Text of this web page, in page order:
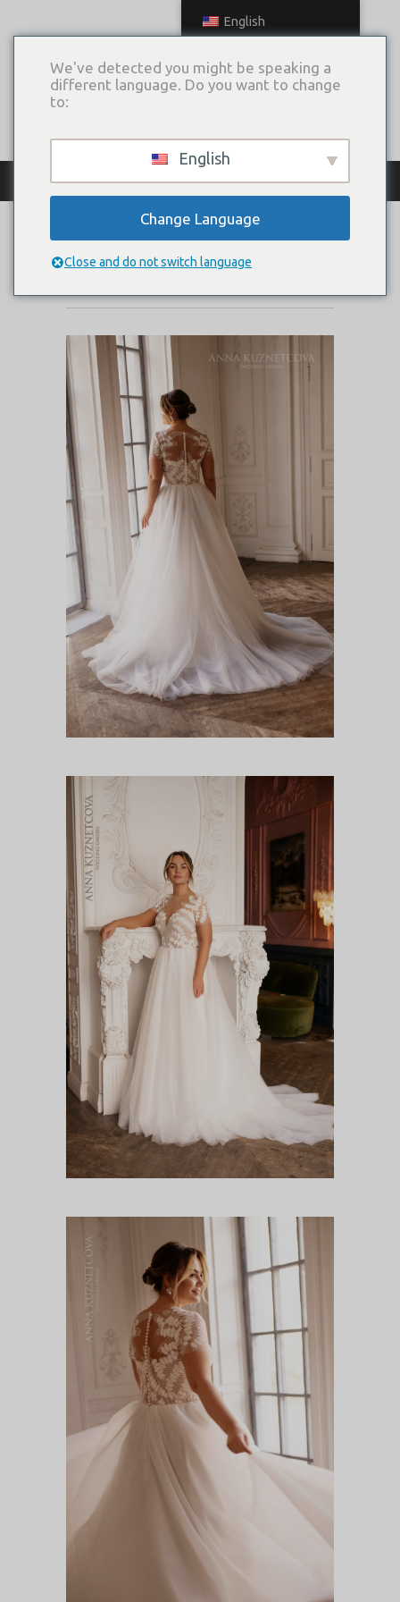
КАТАЛОГ ПЛАТЬЕВ
PARIS-L
English
We've detected you might be speaking a
different language. Do you want to change
to:
English
Change Language
Close and do not switch language